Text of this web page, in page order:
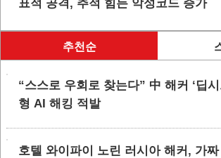
표적 공격, 추적 힘든 악성코드 증가
추천순
“스스로 우회로 찾는다” 中 해커 ‘딥
형 AI 해킹 적발
호텔 와이파이 노린 러시아 해커, 가